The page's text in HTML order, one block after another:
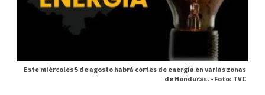
Este miércoles 5 de agosto habrá cortes de energía en varias zonas
de Honduras. -Foto: TVC